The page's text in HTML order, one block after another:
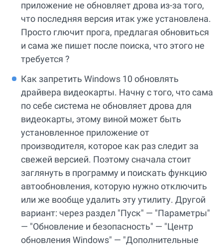
приложение не обновляет дрова из-за того,
что последняя версия итак уже установлена.
Просто глючит прога, предлагая обновиться
и сама же пишет после поиска, что этого не
требуется ?
Как запретить Windows 10 обновлять
драйвера видеокарты. Начну с того, что сама
по себе система не обновляет дрова для
видеокарты, этому виной может быть
установленное приложение от
производителя, которое как раз следит за
свежей версией. Поэтому сначала стоит
заглянуть в программу и поискать функцию
автообновления, которую нужно отключить
или же вообще удалить эту утилиту. Другой
вариант: через раздел "Пуск" — "Параметры"
— "Обновление и безопасность" — "Центр
обновления Windows" — "Дополнительные